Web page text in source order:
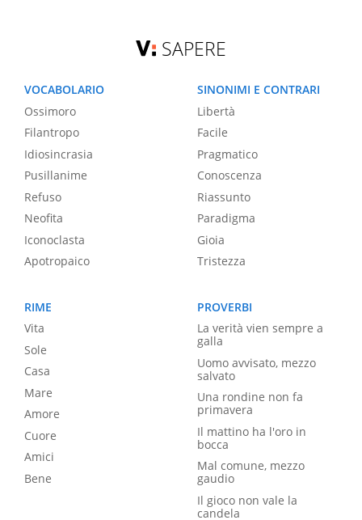
SAPERE
VOCABOLARIO
Ossimoro
Filantropo
Idiosincrasia
Pusillanime
Refuso
Neofita
Iconoclasta
Apotropaico
SINONIMI E CONTRARI
Libertà
Facile
Pragmatico
Conoscenza
Riassunto
Paradigma
Gioia
Tristezza
RIME
Vita
Sole
Casa
Mare
Amore
Cuore
Amici
Bene
PROVERBI
La verità vien sempre a
galla
Uomo avvisato, mezzo
salvato
Una rondine non fa
primavera
Il mattino ha l'oro in
bocca
Mal comune, mezzo
gaudio
Il gioco non vale la
candela